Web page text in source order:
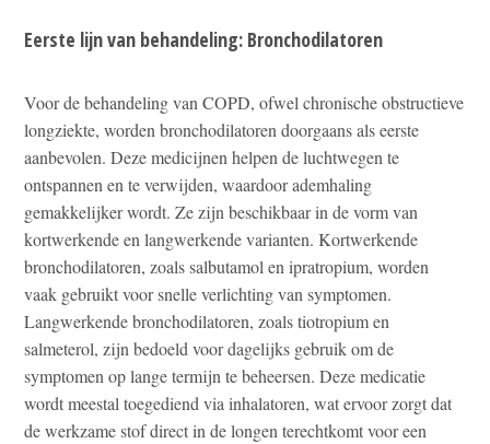
Eerste lijn van behandeling: Bronchodilatoren
Voor de behandeling van COPD, ofwel chronische obstructieve
longziekte, worden bronchodilatoren doorgaans als eerste
aanbevolen. Deze medicijnen helpen de luchtwegen te
ontspannen en te verwijden, waardoor ademhaling
gemakkelijker wordt. Ze zijn beschikbaar in de vorm van
kortwerkende en langwerkende varianten. Kortwerkende
bronchodilatoren, zoals salbutamol en ipratropium, worden
vaak gebruikt voor snelle verlichting van symptomen.
Langwerkende bronchodilatoren, zoals tiotropium en
salmeterol, zijn bedoeld voor dagelijks gebruik om de
symptomen op lange termijn te beheersen. Deze medicatie
wordt meestal toegediend via inhalatoren, wat ervoor zorgt dat
de werkzame stof direct in de longen terechtkomt voor een